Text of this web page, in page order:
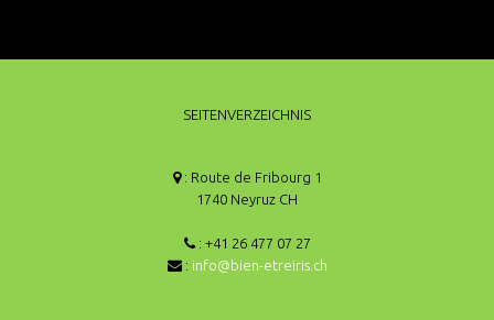
SEITENVERZEICHNIS
: Route de Fribourg 1
1740 Neyruz CH
: +41 26 477 07 27
: info@bien-etreiris.ch